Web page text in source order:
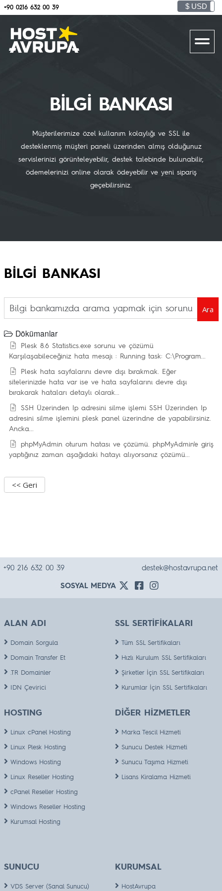
+90 0216 632 00 39 $ USD
BİLGİ BANKASI
Müşterilerimize özel kullanım kolaylığı ve SSL ile
desteklenmiş müşteri paneli üzerindenalmış olduğunuz
servislerinizi görünteleyebilir, destek talebinde bulunabilir,
ödemelerinizionline olarak ödeyebilir ve yeni sipariş
geçebilirsiniz.
BİLGİ BANKASI
Ara
Dökümanlar
Plesk 8.6 Statistics.exe sorunu ve çözümü
Karşılaşabileceğiniz hata mesajı : Running task: C:\Program...
Plesk hata sayfalarını devre dışı bırakmak. Eğer
sitelerinizde hata var ise ve hata sayfalarını devre dışı
bırakarak hataları detaylı olarak...
SSH Üzerinden Ip adresini silme işlemi SSH Üzerinden Ip
adresini silme işlemini plesk panel üzerindne de yapabilirsiniz.
Ancka...
phpMyAdmin oturum hatası ve çözümü. phpMyAdmin'e giriş
yaptığınız zaman aşağıdaki hatayı alıyorsanız çözümü...
<< Geri
+90 216 632 00 39
destek@hostavrupa.net
SOSYAL MEDYA
ALAN ADI
Domain Sorgula
Domain Transfer Et
.TR Domainler
IDN Çevirici
HOSTING
Linux cPanel Hosting
Linux Plesk Hosting
Windows Hosting
Linux Reseller Hosting
cPanel Reseller Hosting
Windows Reseller Hosting
Kurumsal Hosting
SSL SERTİFİKALARI
Tüm SSL Sertifikaları
Hızlı Kurulum SSL Sertifikaları
Şirketler İçin SSL Sertifikaları
Kurumlar İçin SSL Sertifikaları
DİĞER HİZMETLER
Marka Tescil Hizmeti
Sunucu Destek Hizmeti
Sunucu Taşıma Hizmeti
Lisans Kiralama Hizmeti
SUNUCU
VDS Server (Sanal Sunucu)
KURUMSAL
HostAvrupa